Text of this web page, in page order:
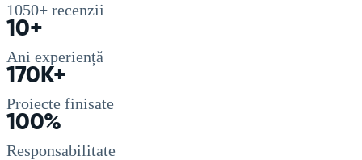
1050+ recenzii
10+
Ani experiență
170K+
Proiecte finisate
100%
Responsabilitate